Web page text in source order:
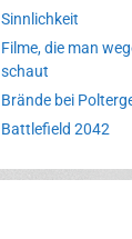
Sinnlichkeit
Filme, die man
schaut
Brände bei
Battlefield 2042
Erlebnispark